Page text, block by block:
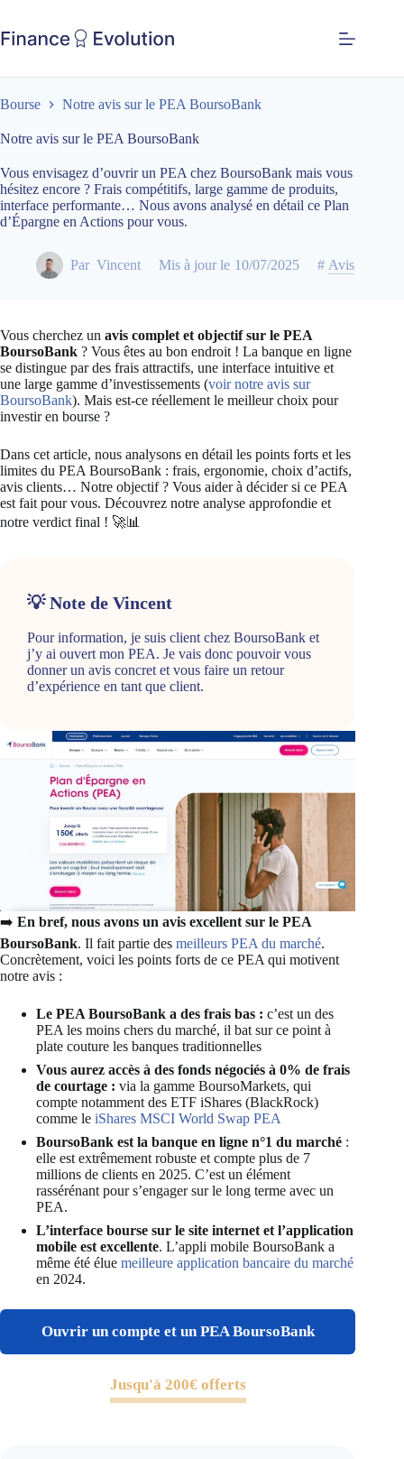
Bourse Notre avis sur le PEA BoursoBank
Notre avis sur le PEA BoursoBank
Vous envisagez d’ouvrir un PEA chez BoursoBank mais vous
hésitez encore ? Frais compétitifs, large gamme de produits,
interface performante… Nous avons analysé en détail ce Plan
d’Épargne en Actions pour vous.
Par Vincent Mis à jour le 10/07/2025 # Avis
Vous cherchez un avis complet et objectif sur le PEA
BoursoBank ? Vous êtes au bon endroit ! La banque en ligne
se distingue par des frais attractifs, une interface intuitive et
une large gamme d’investissements (voir notre avis sur
BoursoBank). Mais est-ce réellement le meilleur choix pour
investir en bourse ?
Dans cet article, nous analysons en détail les points forts et les
limites du PEA BoursoBank : frais, ergonomie, choix d’actifs,
avis clients… Notre objectif ? Vous aider à décider si ce PEA
est fait pour vous. Découvrez notre analyse approfondie et
notre verdict final ! 🚀📊
💡 Note de Vincent
Pour information, je suis client chez BoursoBank et
j’y ai ouvert mon PEA. Je vais donc pouvoir vous
donner un avis concret et vous faire un retour
d’expérience en tant que client.
➡️ En bref, nous avons un avis excellent sur le PEA
BoursoBank. Il fait partie des meilleurs PEA du marché.
Concrètement, voici les points forts de ce PEA qui motivent
notre avis :
Le PEA BoursoBank a des frais bas : c’est un des
PEA les moins chers du marché, il bat sur ce point à
plate couture les banques traditionnelles
Vous aurez accès à des fonds négociés à 0% de frais
de courtage : via la gamme BoursoMarkets, qui
compte notamment des ETF iShares (BlackRock)
comme le iShares MSCI World Swap PEA
BoursoBank est la banque en ligne n°1 du marché :
elle est extrêmement robuste et compte plus de 7
millions de clients en 2025. C’est un élément
rassérénant pour s’engager sur le long terme avec un
PEA.
L’interface bourse sur le site internet et l’application
mobile est excellente. L’appli mobile BoursoBank a
même été élue meilleure application bancaire du marché
en 2024.
Ouvrir un compte et un PEA BoursoBank
Jusqu'à 200€ offerts